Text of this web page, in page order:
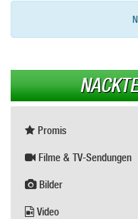
Promis
Filme & TV-Sendungen
Bilder
Video